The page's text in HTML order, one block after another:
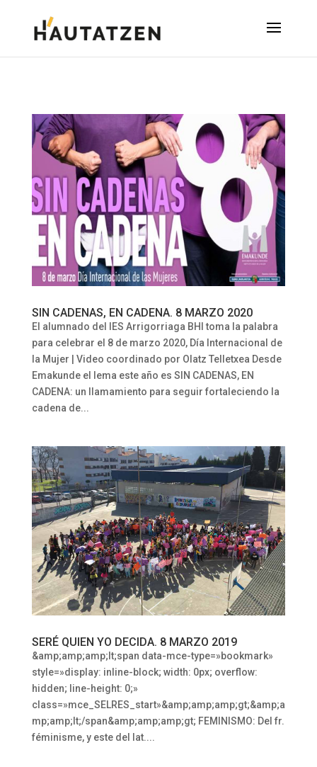
SIN CADENAS, EN CADENA. 8 MARZO 2020
El alumnado del IES Arrigorriaga BHI toma la palabra
para celebrar el 8 de marzo 2020, Día Internacional de
la Mujer | Video coordinado por Olatz Telletxea Desde
Emakunde el lema este año es SIN CADENAS, EN
CADENA: un llamamiento para seguir fortaleciendo la
cadena de...
SERÉ QUIEN YO DECIDA. 8 MARZO 2019
&amp;amp;amp;lt;span data-mce-type=»bookmark»
style=»display: inline-block; width: 0px; overflow:
hidden; line-height: 0;»
class=»mce_SELRES_start»&amp;amp;amp;gt; &amp;a
mp;amp;lt;/span&amp;amp;amp;gt; FEMINISMO: Del fr.
féminisme, y este del lat....